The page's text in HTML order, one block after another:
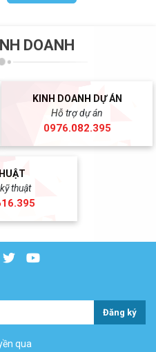
DOANH
KINH DOANH DỰ ÁN
Hỗ trợ dự án
0976.082.395
thuật
Đăng ký
qua